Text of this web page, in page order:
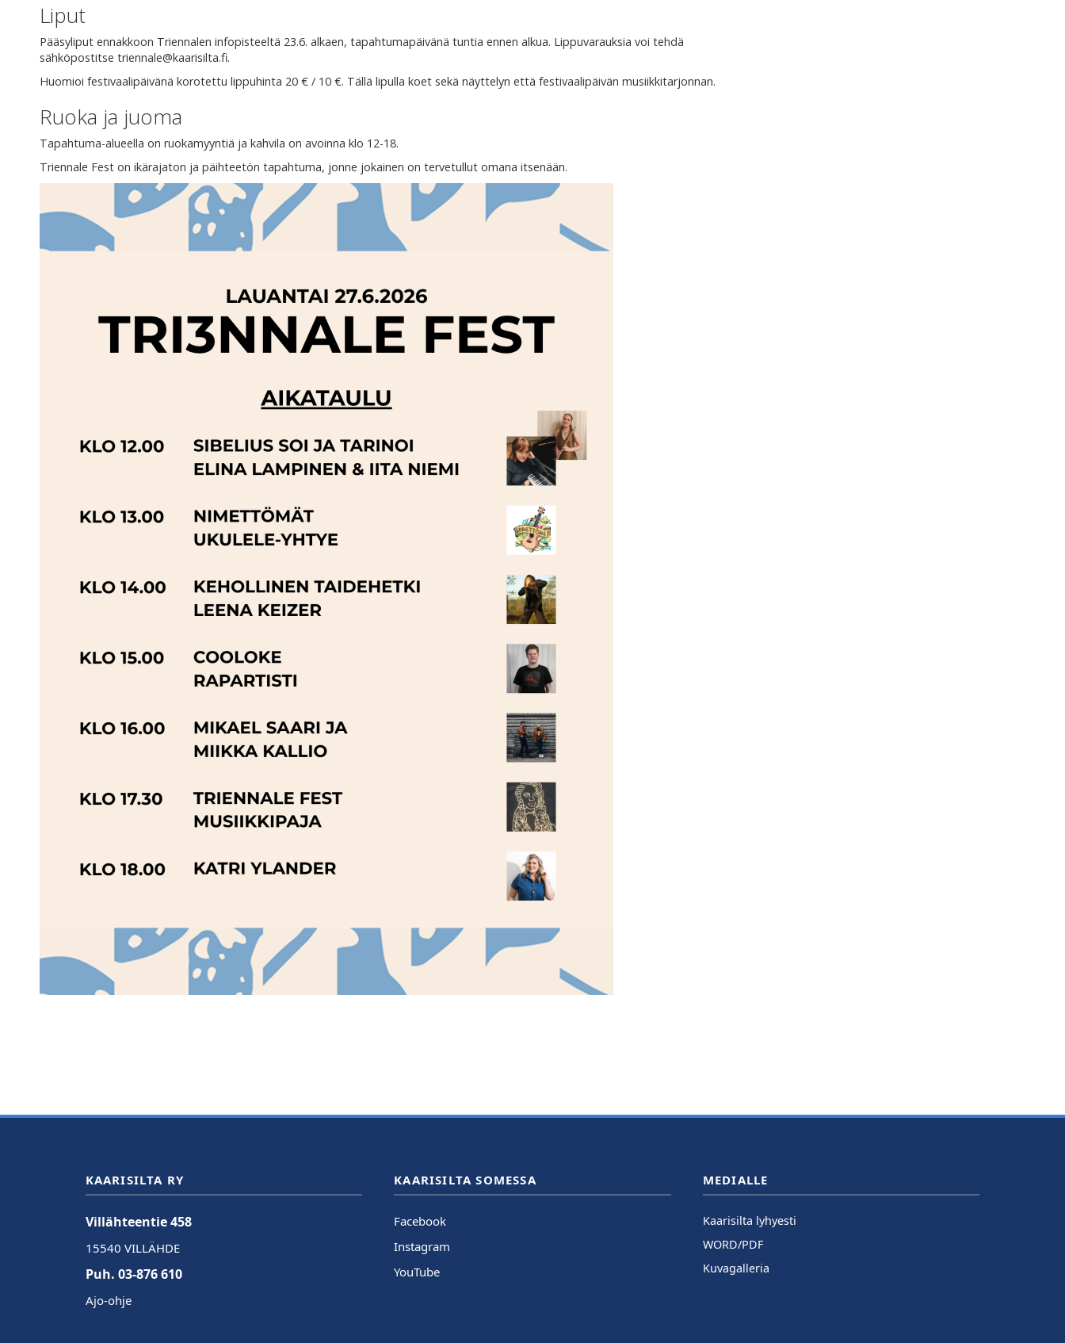
Liput
Pääsyliput ennakkoon Triennalen infopisteeltä 23.6. alkaen, tapahtumapäivänä tuntia ennen alkua. Lippuvarauksia voi tehdä
sähköpostitse triennale@kaarisilta.fi.
Huomioi festivaalipäivänä korotettu lippuhinta 20 € / 10 €. Tällä lipulla koet sekä näyttelyn että festivaalipäivän musiikkitarjonnan.
Ruoka ja juoma
Tapahtuma-alueella on ruokamyyntiä ja kahvila on avoinna klo 12-18.
Triennale Fest on ikärajaton ja päihteetön tapahtuma, jonne jokainen on tervetullut omana itsenään.
KAARISILTA RY
Villähteentie 458
15540 VILLÄHDE
Puh. 03-876 610
Ajo-ohje
KAARISILTA SOMESSA
Facebook
Instagram
YouTube
MEDIALLE
Kaarisilta lyhyesti
WORD/PDF
Kuvagalleria